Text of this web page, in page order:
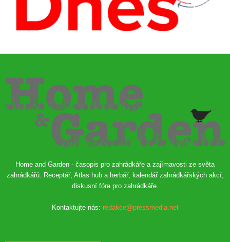
Home and Garden - časopis pro zahrádkáře a zajímavosti ze světa
zahrádkářů. Receptář, Atlas hub a herbář, kalendář zahrádkářských akcí,
diskusní fóra pro zahrádkáře.
Kontaktujte nás: redakce@pressmedia.net